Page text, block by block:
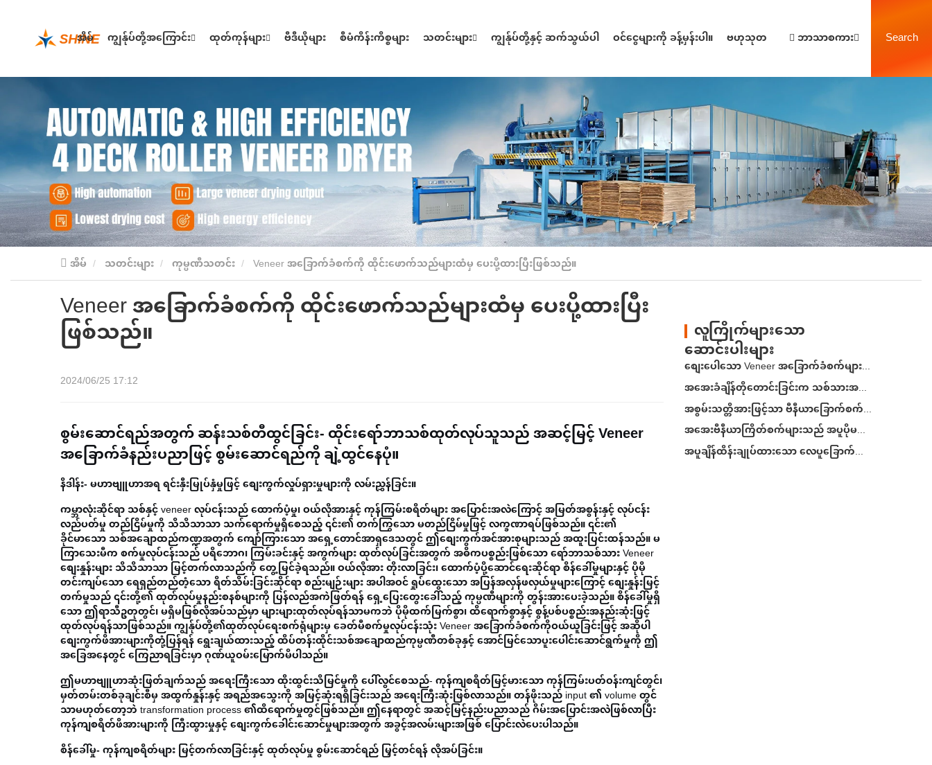
အိမ် ကျွန်ုပ်တို့အကြောင်း ထုတ်ကုန်များ ဗီဒီယိုများ စီမံကိန်းကိစ္စများ သတင်းများ ကျွန်ုပ်တို့နှင့် ဆက်သွယ်ပါ ဝင်ငွေများကို ခန့်မှန်းပါ။ ဗဟုသုတ ဘာသာစကား Search
အိမ် သတင်းများ ကုမ္ပဏီသတင်း Veneer အခြောက်ခံစက်ကို ထိုင်းဖောက်သည်များထံမှ ပေးပို့ထားပြီးဖြစ်သည်။
Veneer အခြောက်ခံစက်ကို ထိုင်းဖောက်သည်များထံမှ ပေးပို့ထားပြီး
ဖြစ်သည်။
2024/06/25 17:12
စွမ်းဆောင်ရည်အတွက် ဆန်းသစ်တီထွင်ခြင်း- ထိုင်းရော်ဘာသစ်ထုတ်လုပ်သူသည် အဆင့်မြင့် Veneer
အခြောက်ခံနည်းပညာဖြင့် စွမ်းဆောင်ရည်ကို ချဲ့ထွင်နေပုံ။
နိဒါန်း- မဟာဗျူဟာအရ ရင်းနှီးမြုပ်နှံမှုဖြင့် စျေးကွက်လှုပ်ရှားမှုများကို လမ်းညွှန်ခြင်း။
ကမ္ဘာလုံးဆိုင်ရာ သစ်နှင့် veneer လုပ်ငန်းသည် ထောက်ပံ့မှု၊ ဝယ်လိုအားနှင့် ကုန်ကြမ်းစရိတ်များ အပြောင်းအလဲကြောင့် အမြတ်အစွန်းနှင့် လုပ်ငန်း
လည်ပတ်မှု တည်ငြိမ်မှုကို သိသိသာသာ သက်ရောက်မှုရှိစေသည့် ၎င်း၏ တက်ကြွသော မတည်ငြိမ်မှုဖြင့် လက္ခဏာရပ်ဖြစ်သည်။ ၎င်း၏
ခိုင်မာသော သစ်အချောထည်ကဏ္ဍအတွက် ကျော်ကြားသော အရှေ့တောင်အာရှဒေသတွင် ဤစျေးကွက်အင်အားစုများသည် အထူးပြင်းထန်သည်။ မ
ကြာသေးမီက စက်မှုလုပ်ငန်းသည် ပရိဘောဂ၊ ကြမ်းခင်းနှင့် အကွက်များ ထုတ်လုပ်ခြင်းအတွက် အဓိကပစ္စည်းဖြစ်သော ရော်ဘာသစ်သား Veneer
စျေးနှုန်းများ သိသိသာသာ မြင့်တက်လာသည်ကို တွေ့မြင်ခဲ့ရသည်။ ဝယ်လိုအား တိုးလာခြင်း၊ ထောက်ပံ့ပို့ဆောင်ရေးဆိုင်ရာ စိန်ခေါ်မှုများနှင့် ပိုမို
တင်းကျပ်သော ရေရှည်တည်တံ့သော ရိတ်သိမ်းခြင်းဆိုင်ရာ စည်းမျဉ်းများ အပါအဝင် ရှုပ်ထွေးသော အပြန်အလှန်ဖလှယ်မှုများကြောင့် စျေးနှုန်းမြင့်
တက်မှုသည် ၎င်းတို့၏ ထုတ်လုပ်မှုနည်းစနစ်များကို ပြန်လည်အကဲဖြတ်ရန် ရှေ့ပြေးတွေးခေါ်သည့် ကုမ္ပဏီများကို တွန်းအားပေးခဲ့သည်။ စိန်ခေါ်မှုရှိ
သော ဤရာသီဥတုတွင်၊ မရှိမဖြစ်လိုအပ်သည်မှာ များများထုတ်လုပ်ရန်သာမကဘဲ ပိုမိုထက်မြက်စွာ၊ ထိရောက်စွာနှင့် စွန့်ပစ်ပစ္စည်းအနည်းဆုံးဖြင့်
ထုတ်လုပ်ရန်သာဖြစ်သည်။ ကျွန်ုပ်တို့၏ထုတ်လုပ်ရေးစက်ရုံများမှ ခေတ်မီစက်မှုလုပ်ငန်းသုံး Veneer အခြောက်ခံစက်ကိုဝယ်ယူခြင်းဖြင့် အဆိုပါ
စျေးကွက်ဖိအားများကိုတုံ့ပြန်ရန် ရွေးချယ်ထားသည့် ထိပ်တန်းထိုင်းသစ်အချောထည်ကုမ္ပဏီတစ်ခုနှင့် အောင်မြင်သောပူးပေါင်းဆောင်ရွက်မှုကို ဤ
အခြေအနေတွင် ကြေညာရခြင်းမှာ ဂုဏ်ယူဝမ်းမြောက်မိပါသည်။
ဤမဟာဗျူဟာဆုံးဖြတ်ချက်သည် အရေးကြီးသော ထိုးထွင်းသိမြင်မှုကို ပေါ်လွင်စေသည်- ကုန်ကျစရိတ်မြင့်မားသော ကုန်ကြမ်းပတ်ဝန်းကျင်တွင်၊
မှတ်တမ်းတစ်ခုချင်းစီမှ အထွက်နှုန်းနှင့် အရည်အသွေးကို အမြင့်ဆုံးရရှိခြင်းသည် အရေးကြီးဆုံးဖြစ်လာသည်။ တန်ဖိုးသည် input ၏ volume တွင်
သာမဟုတ်တော့ဘဲ transformation process ၏ထိရောက်မှုတွင်ဖြစ်သည်။ ဤနေရာတွင် အဆင့်မြင့်နည်းပညာသည် ဂိမ်းအပြောင်းအလဲဖြစ်လာပြီး
ကုန်ကျစရိတ်ဖိအားများကို ကြီးထွားမှုနှင့် စျေးကွက်ခေါင်းဆောင်မှုများအတွက် အခွင့်အလမ်းများအဖြစ် ပြောင်းလဲပေးပါသည်။
စိန်ခေါ်မှု- ကုန်ကျစရိတ်များ မြင့်တက်လာခြင်းနှင့် ထုတ်လုပ်မှု စွမ်းဆောင်ရည် မြှင့်တင်ရန် လိုအပ်ခြင်း။
လူကြိုက်များသော
ဆောင်းပါးများ
စျေးပေါသော Veneer အခြောက်ခံစက်များသည် သင့်အမြတ်အစွန်းကို တိတ်တဆိတ် လျော့ကျစေနိုင်သည်
အအေးခံချိန်တိုတောင်းခြင်းက သစ်သားအလွှာစီခြင်းကို မထိခိုက်စေပါစေနှင့်
အစွမ်းသတ္တိအားဖြင့်သာ ဗီနီယာခြောက်စက်များကို အရွယ်အစားသတ်မှတ်ခြင်းမပြုပါနှင့်
အအေးဗီနီယာကြိတ်စက်များသည် အပူပိုမပေးမီ လေထုတ်ယူရန် လိုအပ်သည်
အပူချိန်ထိန်းချုပ်ထားသော လေပူခြောက်ခြင်းဖြင့် ဗီနီယာပို့ဆောင်မှုကို တည်ငြိမ်စွာထိန်းသိမ်းပါ